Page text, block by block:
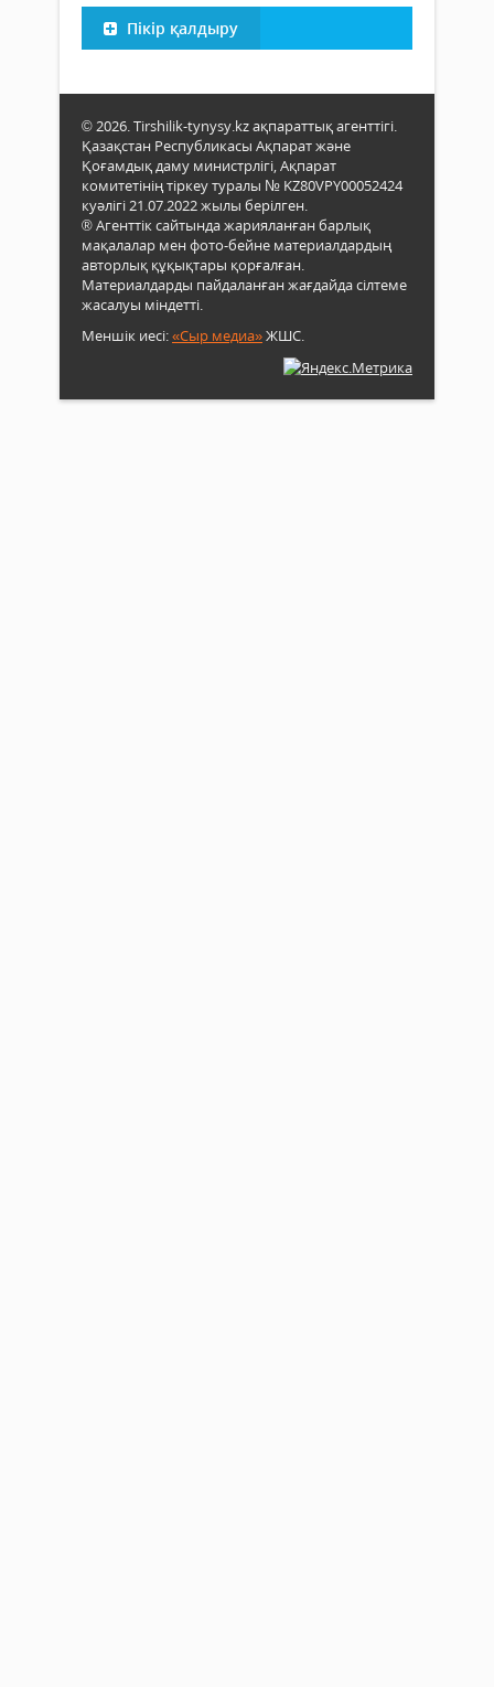
Пікір қалдыру
© 2026. Tirshilik-tynysy.kz ақпараттық агенттігі.
Қазақстан Республикасы Ақпарат және
Қоғамдық даму министрлігі, Ақпарат
комитетінің тіркеу туралы № KZ80VPY00052424
куәлігі 21.07.2022 жылы берілген.
® Агенттік сайтында жарияланған барлық
мақалалар мен фото-бейне материалдардың
авторлық құқықтары қорғалған.
Материалдарды пайдаланған жағдайда сілтеме
жасалуы міндетті.
Меншік иесі:«Сыр медиа»ЖШС.